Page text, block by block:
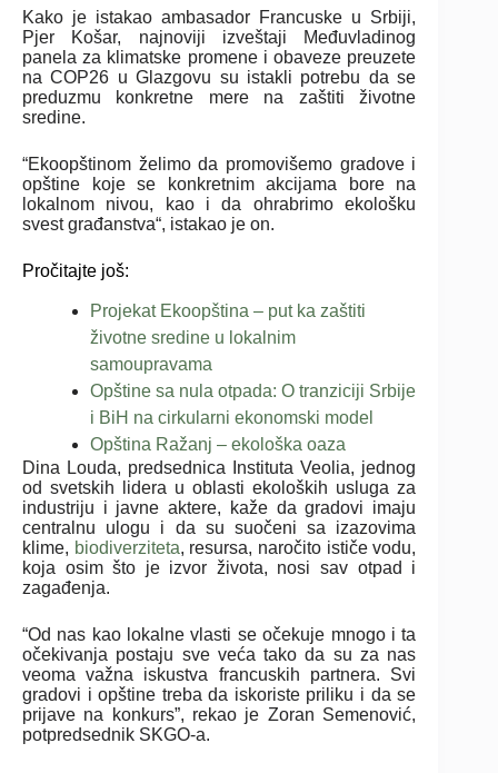
Kako je istakao ambasador Francuske u Srbiji,
Pjer Košar, najnoviji izveštaji Međuvladinog
panela za klimatske promene i obaveze preuzete
na COP26 u Glazgovu su istakli potrebu da se
preduzmu konkretne mere na zaštiti životne
sredine.
“Ekoopštinom želimo da promovišemo gradove i
opštine koje se konkretnim akcijama bore na
lokalnom nivou, kao i da ohrabrimo ekološku
svest građanstva“, istakao je on.
Pročitajte još:
Projekat Ekoopština – put ka zaštiti
životne sredine u lokalnim
samoupravama
Opštine sa nula otpada: O tranziciji Srbije
i BiH na cirkularni ekonomski model
Opština Ražanj – ekološka oaza
Dina Louda, predsednica Instituta Veolia, jednog
od svetskih lidera u oblasti ekoloških usluga za
industriju i javne aktere, kaže da gradovi imaju
centralnu ulogu i da su suočeni sa izazovima
klime, biodiverziteta, resursa, naročito ističe vodu,
koja osim što je izvor života, nosi sav otpad i
zagađenja.
“Od nas kao lokalne vlasti se očekuje mnogo i ta
očekivanja postaju sve veća tako da su za nas
veoma važna iskustva francuskih partnera. Svi
gradovi i opštine treba da iskoriste priliku i da se
prijave na konkurs”, rekao je Zoran Semenović,
potpredsednik SKGO-a.